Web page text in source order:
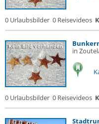
0 Urlaubsbilder 0 Reisevideos
in
0 Urlaubsbilder 0 Reisevideos